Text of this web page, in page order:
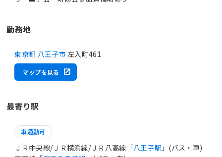
勤務地
東京都 八王子市 左入町461
マップを見る
最寄り駅
車通勤可
ＪＲ中央線/ＪＲ横浜線/ＪＲ八高線「八王子駅 」(バス・車)